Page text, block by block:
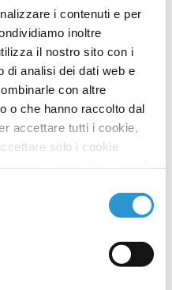
i contenuti e per
inoltre
il nostro sito con i
di analisi dei dati web e
con altre
o che hanno raccolto dal
accettare tutti i cookie,
solo i cookie
salvarle.
del microbiota
per un continuo rinnovamento